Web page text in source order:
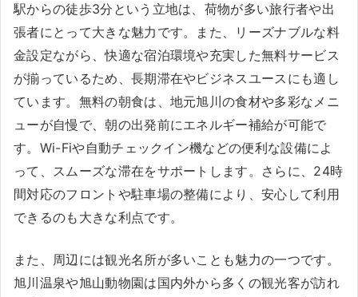
駅からの徒歩3分という立地は、荷物が多い旅行者や出
張者にとって大きな魅力です。また、リーズナブルな料
金設定ながら、快適な宿泊環境や充実した無料サービス
が揃っているため、長期滞在やビジネスユースにも適し
ています。無料の朝食は、地元旭川の食材や多彩なメニ
ューが自慢で、朝の出発前にエネルギー補給が可能で
す。Wi-Fiや自動チェックイン機などの便利な設備によ
って、スムーズな滞在をサポートします。さらに、24時
間対応のフロントや駐車場の整備により、安心して利用
できるのも大きな利点です。
また、周辺には観光名所が多いことも魅力の一つです。
旭川温泉や旭山動物園は国内外から多くの観光客が訪れ